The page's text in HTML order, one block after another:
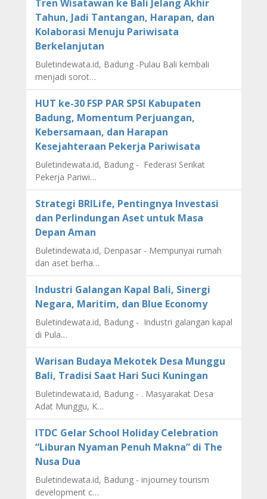
Tren Wisatawan ke Bali Jelang Akhir
Tahun, Jadi Tantangan, Harapan, dan
Kolaborasi Menuju Pariwisata
Berkelanjutan
Buletindewata.id, Badung -Pulau Bali kembali
menjadi sorot…
HUT ke-30 FSP PAR SPSI Kabupaten
Badung, Momentum Perjuangan,
Kebersamaan, dan Harapan
Kesejahteraan Pekerja Pariwisata
Buletindewata.id, Badung - Federasi Serikat
Pekerja Pariwi…
Strategi BRILife, Pentingnya Investasi
dan Perlindungan Aset untuk Masa
Depan Aman
Buletindewata.id, Denpasar - Mempunyai rumah
dan aset berha…
Industri Galangan Kapal Bali, Sinergi
Negara, Maritim, dan Blue Economy
Buletindewata.id, Badung - Industri galangan kapal
di Pula…
Warisan Budaya Mekotek Desa Munggu
Bali, Tradisi Saat Hari Suci Kuningan
Buletindewata.id, Badung - . Masyarakat Desa
Adat Munggu, K…
ITDC Gelar School Holiday Celebration
“Liburan Nyaman Penuh Makna” di The
Nusa Dua
Buletindewata.id, Badung - injourney tourism
development c…